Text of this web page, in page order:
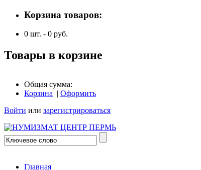
Корзина товаров:
0 шт. - 0 руб.
Товары в корзине
Общая сумма:
Корзина | Оформить
Войти или зарегистрироваться
Главная